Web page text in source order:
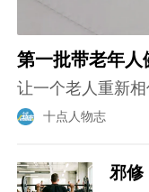
第一批带老年人
让一个老人重新
十点人物志
邪修